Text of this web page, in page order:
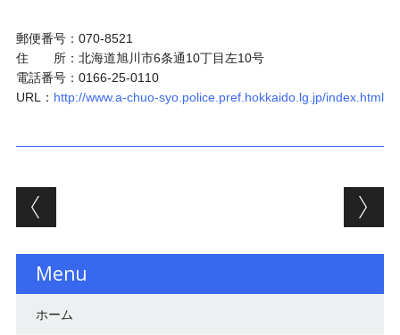
郵便番号：070-8521
住 所：北海道旭川市6条通10丁目左10号
電話番号：0166-25-0110
URL： http://www.a-chuo-syo.police.pref.hokkaido.lg.jp/index.html
投稿ナビゲーション
Menu
ホーム